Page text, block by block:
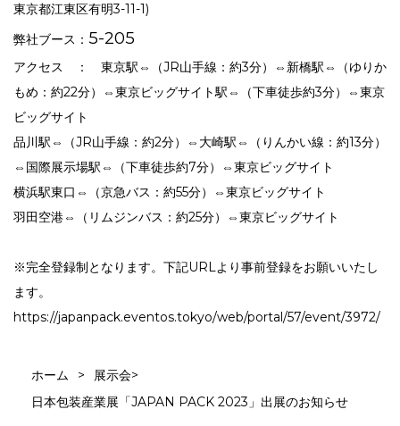
東京都江東区有明3-11-1)
弊社ブース： 5-205
アクセス ： 東京駅⇔（JR山手線：約3分）⇔新橋駅⇔（ゆりか
もめ：約22分）⇔東京ビッグサイト駅⇔（下車徒歩約3分）⇔東京
ビッグサイト
品川駅⇔（JR山手線：約2分）⇔大崎駅⇔（りんかい線：約13分）
⇔国際展示場駅⇔（下車徒歩約7分）⇔東京ビッグサイト
横浜駅東口⇔（京急バス：約55分）⇔東京ビッグサイト
羽田空港⇔（リムジンバス：約25分）⇔東京ビッグサイト
※完全登録制となります。下記URLより事前登録をお願いいたし
ます。
https://japanpack.eventos.tokyo/web/portal/57/event/3972/
ホーム > 展示会>
日本包装産業展「JAPAN PACK 2023」出展のお知らせ